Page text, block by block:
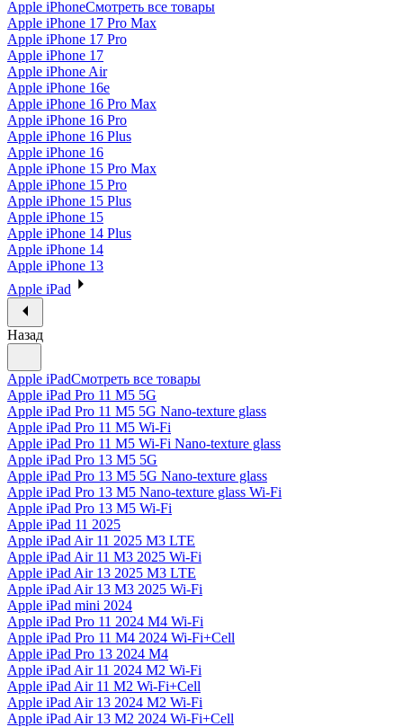
Apple iPhoneСмотреть все товары
Apple iPhone 17 Pro Max
Apple iPhone 17 Pro
Apple iPhone 17
Apple iPhone Air
Apple iPhone 16e
Apple iPhone 16 Pro Max
Apple iPhone 16 Pro
Apple iPhone 16 Plus
Apple iPhone 16
Apple iPhone 15 Pro Max
Apple iPhone 15 Pro
Apple iPhone 15 Plus
Apple iPhone 15
Apple iPhone 14 Plus
Apple iPhone 14
Apple iPhone 13
Apple iPad
Назад
Apple iPadСмотреть все товары
Apple iPad Pro 11 M5 5G
Apple iPad Pro 11 M5 5G Nano-texture glass
Apple iPad Pro 11 M5 Wi-Fi
Apple iPad Pro 11 M5 Wi-Fi Nano-texture glass
Apple iPad Pro 13 M5 5G
Apple iPad Pro 13 M5 5G Nano-texture glass
Apple iPad Pro 13 M5 Nano-texture glass Wi-Fi
Apple iPad Pro 13 M5 Wi-Fi
Apple iPad 11 2025
Apple iPad Air 11 2025 M3 LTE
Apple iPad Air 11 M3 2025 Wi-Fi
Apple iPad Air 13 2025 M3 LTE
Apple iPad Air 13 M3 2025 Wi-Fi
Apple iPad mini 2024
Apple iPad Pro 11 2024 M4 Wi-Fi
Apple iPad Pro 11 M4 2024 Wi-Fi+Cell
Apple iPad Pro 13 2024 M4
Apple iPad Air 11 2024 M2 Wi-Fi
Apple iPad Air 11 M2 Wi-Fi+Cell
Apple iPad Air 13 2024 M2 Wi-Fi
Apple iPad Air 13 M2 2024 Wi-Fi+Cell